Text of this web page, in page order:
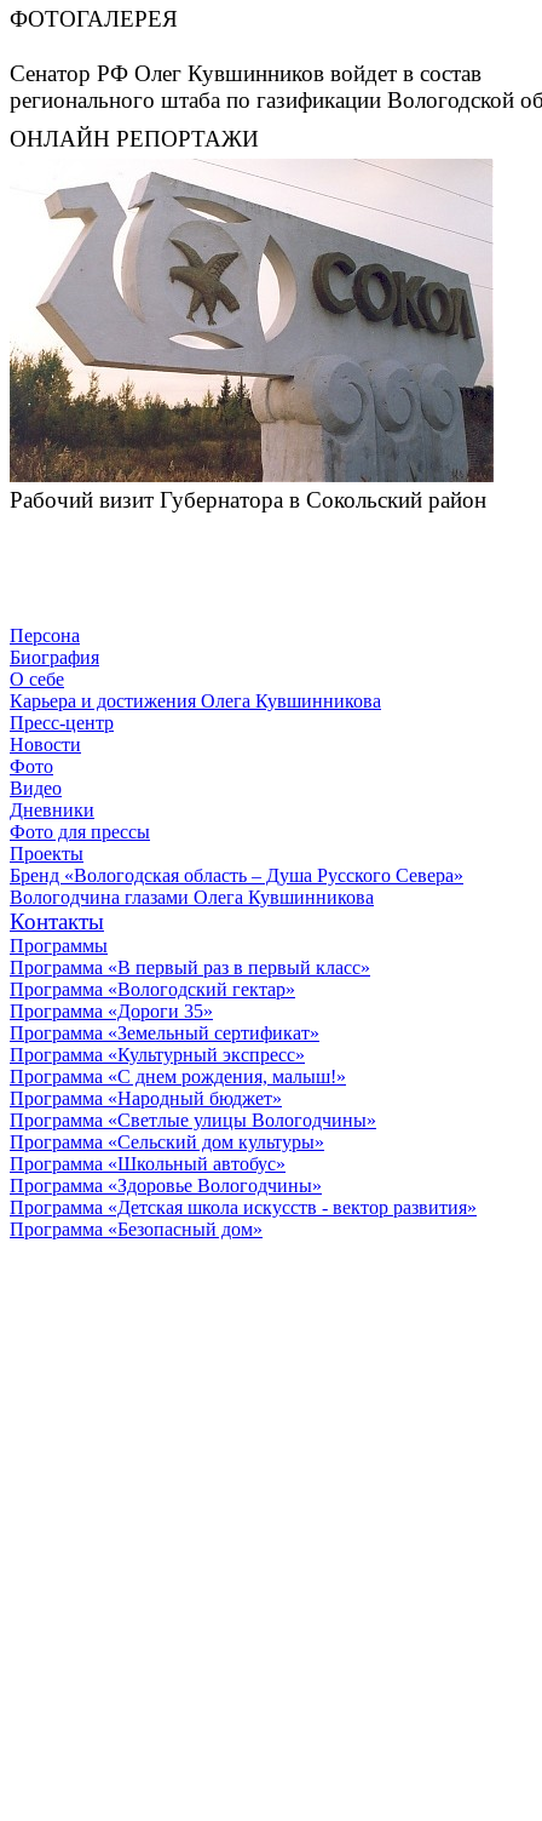
ФОТОГАЛЕРЕЯ
Сенатор РФ Олег Кувшинников войдет в состав
регионального штаба по газификации Вологодской
ОНЛАЙН РЕПОРТАЖИ
Рабочий визит Губернатора в Сокольский район
Персона
Биография
О себе
Карьера и достижения Олега Кувшинникова
Пресс-центр
Новости
Фото
Видео
Дневники
Фото для прессы
Проекты
Бренд «Вологодская область – Душа Русского Севера»
Вологодчина глазами Олега Кувшинникова
Контакты
Программы
Программа «В первый раз в первый класс»
Программа «Вологодский гектар»
Программа «Дороги 35»
Программа «Земельный сертификат»
Программа «Культурный экспресс»
Программа «С днем рождения, малыш!»
Программа «Народный бюджет»
Программа «Светлые улицы Вологодчины»
Программа «Сельский дом культуры»
Программа «Школьный автобус»
Программа «Здоровье Вологодчины»
Программа «Детская школа искусств - вектор развития»
Программа «Безопасный дом»